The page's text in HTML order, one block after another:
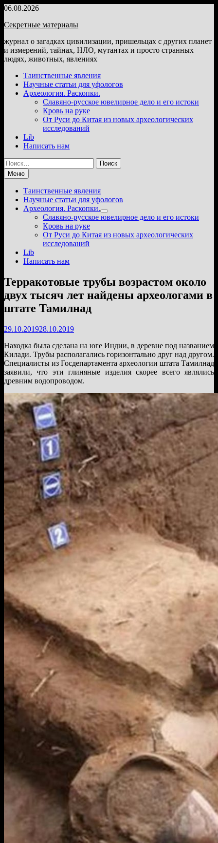
Перейти
содержимому
06.08.2026
Секретные материалы
журнал о загадках цивилизации, пришельцах с других планет
и измерений, тайнах, НЛО, мутантах и просто странных
людях, животных, явлениях
Таинственные явления
Научные статьи для уфологов
Археология. Раскопки.
Славяно-русское ювелирное дело и его истоки
Кровь на руке
От Руси до Китая из новых археологических
исследований
Lib
Написать нам
Найти:
Меню
Таинственные явления
Научные статьи для уфологов
Археология. Раскопки.
Показать
подменю
Славяно-русское ювелирное дело и его истоки
Кровь на руке
От Руси до Китая из новых археологических
исследований
Lib
Написать нам
Терракотовые трубы возрастом около
двух тысяч лет найдены археологами в
штате Тамилнад
29.10.201928.10.2019
Находка была сделана на юге Индии, в деревне под названием
Килади. Трубы располагались горизонтально друг над другом.
Специалисты из Госдепартамента археологии штата Тамилнад
заявили, что эти глиняные изделия скорее всего являлись
древним водопроводом.